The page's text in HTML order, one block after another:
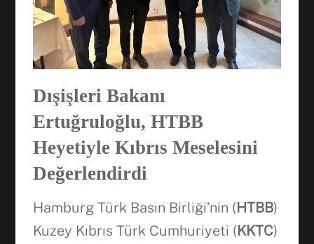
Dışişleri Bakanı
Ertuğruloğlu, HTBB
Heyetiyle Kıbrıs Meselesini
Değerlendirdi
Hamburg Türk Basın Birliği’nin (HTBB)
Kuzey Kıbrıs Türk Cumhuriyeti (KKTC)